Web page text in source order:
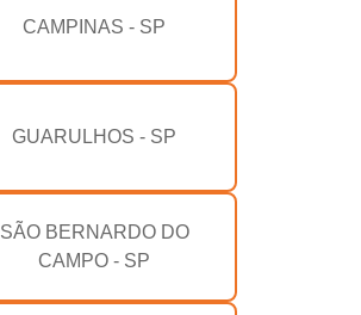
CAMPINAS - SP
GUARULHOS - SP
SÃO BERNARDO DO
CAMPO - SP